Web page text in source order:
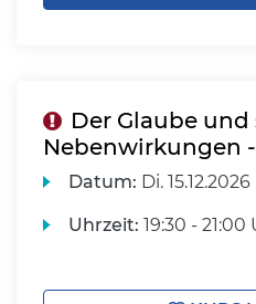
Der Glaube und
Nebenwirkungen
Datum: Di. 15.12.2026
Uhrzeit: 19:30 - 21:00